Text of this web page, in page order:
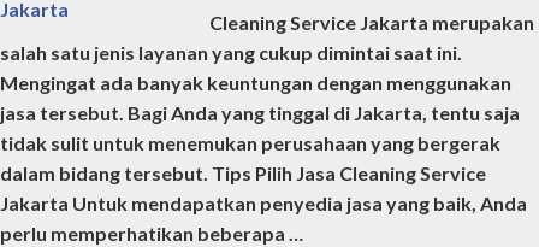
Cleaning Service Jakarta merupakan
salah satu jenis layanan yang cukup dimintai saat ini.
Mengingat ada banyak keuntungan dengan menggunakan
jasa tersebut. Bagi Anda yang tinggal di Jakarta, tentu saja
tidak sulit untuk menemukan perusahaan yang bergerak
dalam bidang tersebut. Tips Pilih Jasa Cleaning Service
Jakarta Untuk mendapatkan penyedia jasa yang baik, Anda
perlu memperhatikan beberapa …